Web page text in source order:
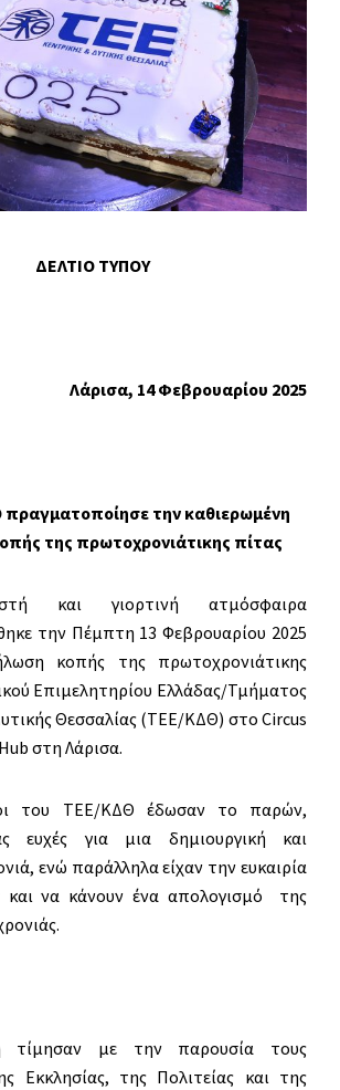
ΔΕΛΤΙΟ ΤΥΠΟΥ
Λάρισα, 14 Φεβρουαρίου 2025
την καθιερωμένη
της πρωτοχρονιάτικης πίτας
και γιορτινή ατμόσφαιρα
την Πέμπτη 13 Φεβρουαρίου 2025
κοπής της πρωτοχρονιάτικης
Επιμελητηρίου Ελλάδας/Τμήματος
Θεσσαλίας (ΤΕΕ/ΚΔΘ) στο Circus
στη Λάρισα.
του ΤΕΕ/ΚΔΘ έδωσαν το παρών,
ευχές για μια δημιουργική και
ενώ παράλληλα είχαν την ευκαιρία
και να κάνουν ένα απολογισμό της
τίμησαν με την παρουσία τους
Εκκλησίας, της Πολιτείας και της